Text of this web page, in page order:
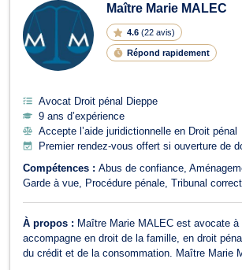
Maître Marie MALEC
4.6 (22 avis)
Répond rapidement
Avocat Droit pénal Dieppe
9 ans d’expérience
Accepte l’aide juridictionnelle en Droit pénal
Premier rendez-vous offert si ouverture de
Compétences : Abus de confiance
Garde à vue
Procédure pénale Tribunal
À propos : Maître Marie MALEC est avocate
accompagne en droit de la famille, en droit
du crédit et de la consommation. Maître Marie